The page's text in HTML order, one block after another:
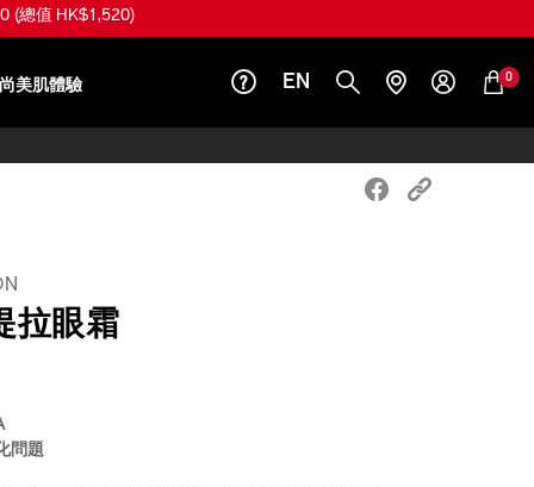
(總值 HK$1,520)
美肌體驗 EN 0
拉眼霜
問題